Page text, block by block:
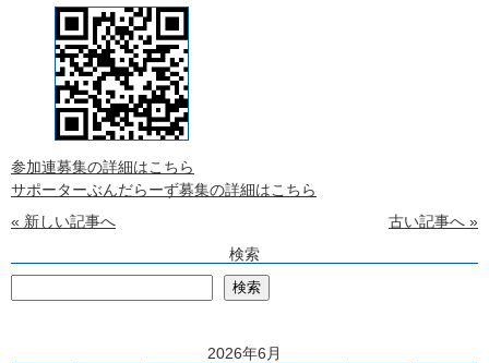
参加連募集の詳細はこちら
サポーターぶんだらーず募集の詳細はこちら
« 新しい記事へ
古い記事へ »
検索
検索
2026年6月